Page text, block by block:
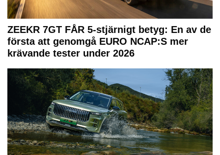
ZEEKR 7GT FÅR 5-stjärnigt betyg: En av de
första att genomgå EURO NCAP:S mer
krävande tester under 2026